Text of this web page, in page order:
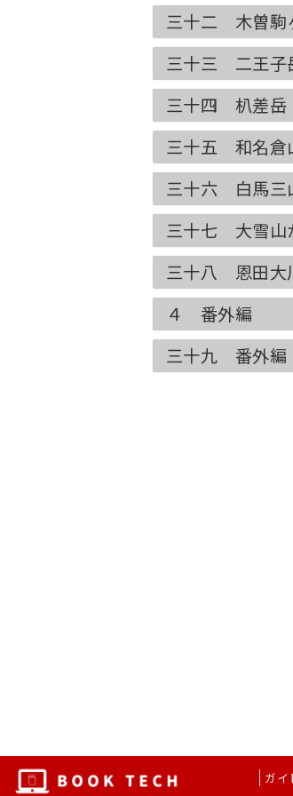
三十二 木曽駒
三十三 二王子
三十四 朳差岳
三十五 和名倉
三十六 白馬三
三十七 大雪山
三十八 恩田大
４ 番外編
三十九 番外編
ガイ